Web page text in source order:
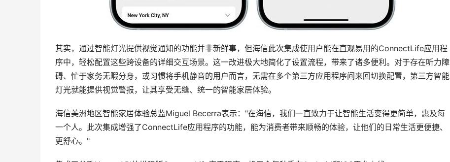
其实，通过智能灯光提供视觉通知的功能并非新鲜事，但海信此次集成使用户能在直观易用的ConnectLife应用程
序中，轻松配置这些跨设备的详细交互场景。这一改进极大地简化了设置流程，带来了诸多便利。对于存在听力障
碍、忙于家务无暇分身，或习惯将手机静音的用户而言，无需在多个第三方应用程序间来回切换配置，第三方智能
灯光就能提供视觉警报，让其享受无缝、统一的智能家居体验。
海信美洲地区智能家居体验总监Miguel Becerra表示："在海信，我们一直致力于让智能生活变得更简单，惠及每
一个人。此次集成增强了ConnectLife应用程序的功能，能为消费者带来顺畅的体验，让他们的日常生活更便捷、
更舒心。"